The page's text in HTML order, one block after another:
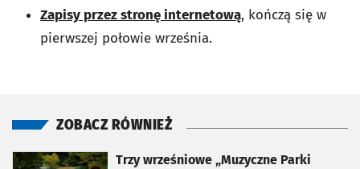
Zapisy przez stronę internetową, kończą się w
pierwszej połowie września.
ZOBACZ RÓWNIEŻ
Trzy wrześniowe „Muzyczne Parki
otworzy się w nowej karcie